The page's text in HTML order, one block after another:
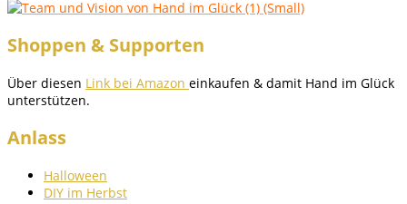
Shoppen & Supporten
Über diesen Link bei Amazon einkaufen & damit Hand im Glück
unterstützen.
Anlass
Halloween
DIY im Herbst